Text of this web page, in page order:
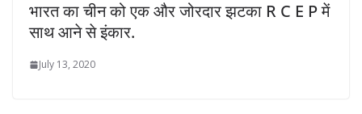
भारत का चीन को एक और जोरदार झटका R C E P में
साथ आने से इंकार.
July 13, 2020